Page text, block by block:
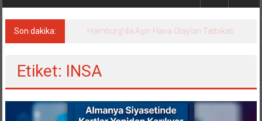
Son dakika: Hamburg’da Aşırı Hava Olayları Tatbikatı
Etiket: INSA